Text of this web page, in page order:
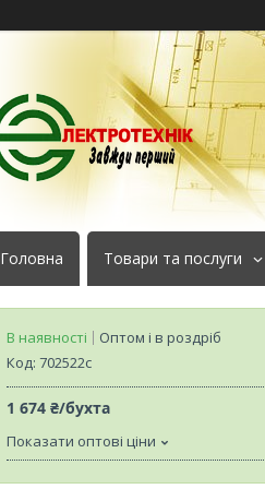
Головна Товари та послуги
В наявності
Оптом і в роздріб
Код: 702522с
1 674 ₴/бухта
Показати оптові ціни